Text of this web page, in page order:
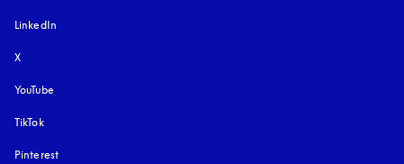
LinkedIn
X
YouTube
TikTok
Pinterest